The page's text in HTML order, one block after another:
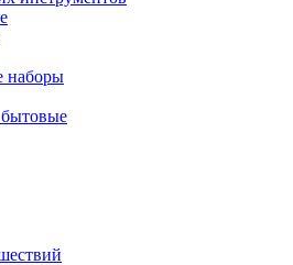
наборы